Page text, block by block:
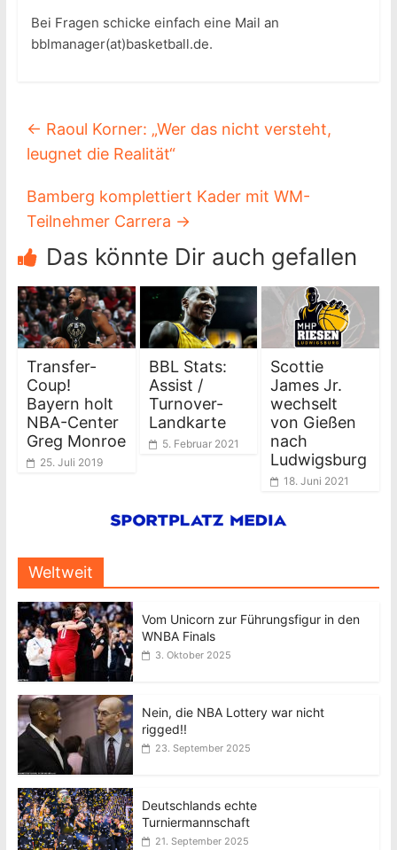
Bei Fragen schicke einfach eine Mail an
bblmanager(at)basketball.de.
← Raoul Korner: „Wer das nicht versteht,
leugnet die Realität“
Bamberg komplettiert Kader mit WM-
Teilnehmer Carrera →
Das könnte Dir auch gefallen
Transfer-
Coup!
Bayern holt
NBA-Center
Greg Monroe
25. Juli 2019
BBL Stats:
Assist /
Turnover-
Landkarte
5. Februar 2021
Scottie
James Jr.
wechselt
von Gießen
nach
Ludwigsburg
18. Juni 2021
Weltweit
Vom Unicorn zur Führungsfigur in den
WNBA Finals
3. Oktober 2025
Nein, die NBA Lottery war nicht
rigged!!
23. September 2025
Deutschlands echte
Turniermannschaft
21. September 2025